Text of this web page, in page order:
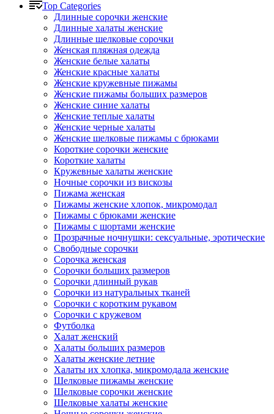
Top Categories
Длинные сорочки женские
Длинные халаты женские
Длинные шелковые сорочки
Женская пляжная одежда
Женские белые халаты
Женские красные халаты
Женские кружевные пижамы
Женские пижамы больших размеров
Женские синие халаты
Женские теплые халаты
Женские черные халаты
Женские шелковые пижамы с брюками
Короткие сорочки женские
Короткие халаты
Кружевные халаты женские
Ночные сорочки из вискозы
Пижама женская
Пижамы женские хлопок, микромодал
Пижамы с брюками женские
Пижамы с шортами женские
Прозрачные ночнушки: сексуальные, эротические
Свободные сорочки
Сорочка женская
Сорочки больших размеров
Сорочки длинный рукав
Сорочки из натуральных тканей
Сорочки с коротким рукавом
Сорочки с кружевом
Футболка
Халат женский
Халаты больших размеров
Халаты женские летние
Халаты их хлопка, микромодала женские
Шелковые пижамы женские
Шелковые сорочки женские
Шелковые халаты женские